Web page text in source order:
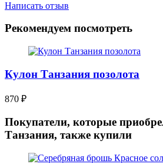
Написать отзыв
Рекомендуем посмотреть
Кулон Танзания позолота
870 ₽
Покупатели, которые
Танзания, также купили